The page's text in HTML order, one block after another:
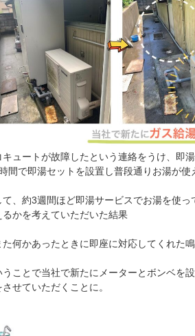
キュートが故障したという連絡をうけ、即湯
間で即湯セットを設置し普段通りお湯が使
て、約3週間ほど即湯サービスでお湯を使っ
るかを考えていただいた結果
た何かあったときに即座に対応してくれた
うことで当社で新たにメーターとボンベを
せていただくことに。